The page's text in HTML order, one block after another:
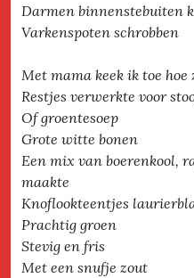
Darmen binnenstebuiten
Varkenspoten schrobben
Met mama keek ik toe hoe
Restjes verwerkte voor
Of groentesoep
Grote witte bonen
Een mix van boerenkool,
maakte
Knoflookteentjes
Prachtig groen
Stevig en fris
Met een snufje zout